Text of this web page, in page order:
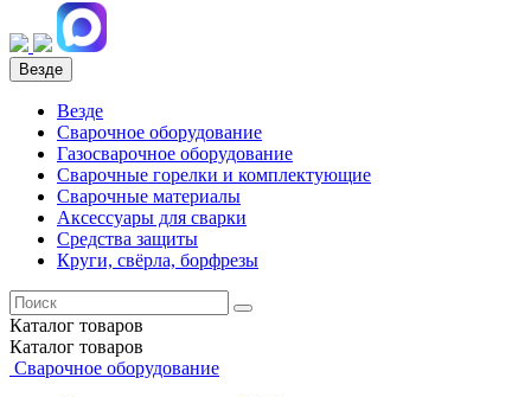
Везде
Везде
Сварочное оборудование
Газосварочное оборудование
Сварочные горелки и комплектующие
Сварочные материалы
Аксессуары для сварки
Средства защиты
Круги, свёрла, борфрезы
Каталог товаров
Каталог товаров
Сварочное оборудование